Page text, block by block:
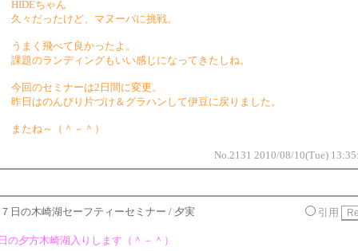
HIDEちゃん
久々だったけど、マヌーバに挑戦。
うまく飛べて良かったよ。
課題のランディングもいい感じになってきたしね。
今回のセミナーは2日間に変更。
昨日はのんびり片づけ＆グラハンして伊豆に戻りました。
またね～（＾－＾）
No.2131 2010/08/10(Tue)
７日の木崎湖セーフティーセミナー / 夕実 引用
の夕方木崎湖入りします（＾－＾）